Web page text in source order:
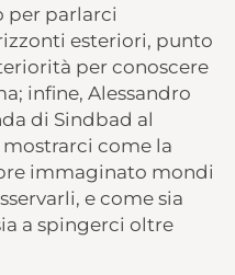
per parlarci
esteriori, punto
per conoscere
infine, Alessandro
di Sindbad al
come la
immaginato mondi
e come sia
a spingerci oltre